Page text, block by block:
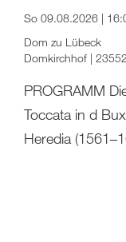
So 09.08.2026 |
Dom zu Lübeck
Domkirchhof |
PROGRAMM
Toccata in d
Heredia